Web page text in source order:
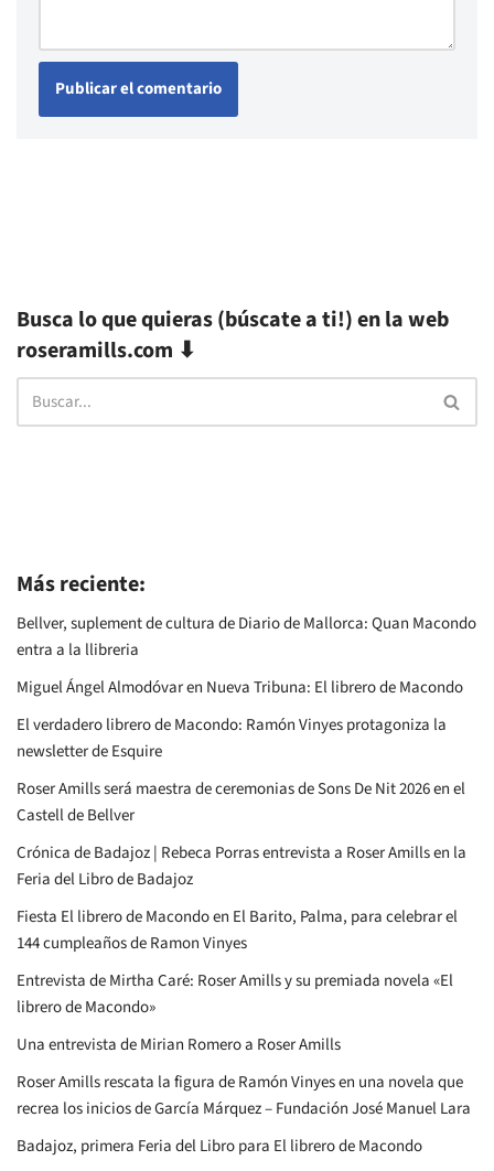
Busca lo que quieras (búscate a ti!) en la web
roseramills.com ⬇
Más reciente:
Bellver, suplement de cultura de Diario de Mallorca: Quan Macondo
entra a la llibreria
Miguel Ángel Almodóvar en Nueva Tribuna: El librero de Macondo
El verdadero librero de Macondo: Ramón Vinyes protagoniza la
newsletter de Esquire
Roser Amills será maestra de ceremonias de Sons De Nit 2026 en el
Castell de Bellver
Crónica de Badajoz | Rebeca Porras entrevista a Roser Amills en la
Feria del Libro de Badajoz
Fiesta El librero de Macondo en El Barito, Palma, para celebrar el
144 cumpleaños de Ramon Vinyes
Entrevista de Mirtha Caré: Roser Amills y su premiada novela «El
librero de Macondo»
Una entrevista de Mirian Romero a Roser Amills
Roser Amills rescata la figura de Ramón Vinyes en una novela que
recrea los inicios de García Márquez – Fundación José Manuel Lara
Badajoz, primera Feria del Libro para El librero de Macondo